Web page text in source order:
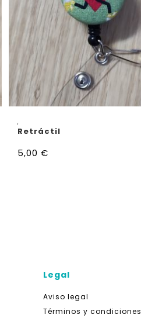
,
Retráctil
5,00€
Legal
Aviso legal
Términos y condiciones